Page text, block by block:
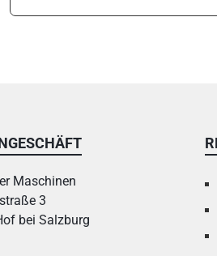
Maschinen
3
bei Salzburg